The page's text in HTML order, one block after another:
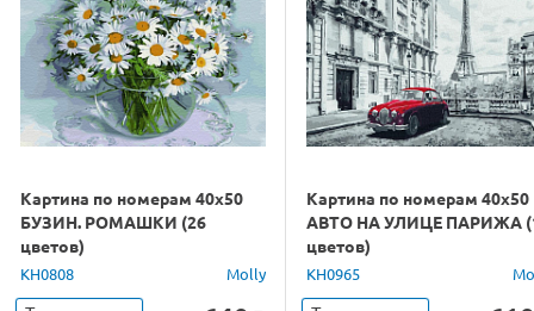
Картина по номерам 40х50
БУЗИН. РОМАШКИ (26
цветов)
KH0808 Molly
Картина по номерам 40х50
АВТО НА УЛИЦЕ ПАРИЖА
цветов)
KH0965